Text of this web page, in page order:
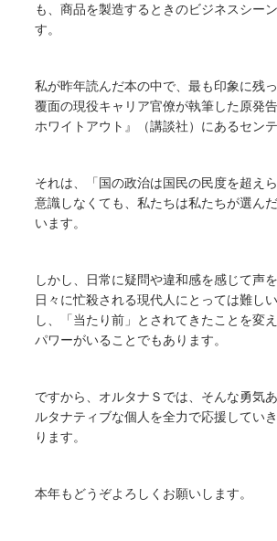
も、商品を製造するときのビジネスシー
す。
私が昨年読んだ本の中で、最も印象に残っ
覆面の現役キャリア官僚が執筆した原発
ホワイトアウト』（講談社）にあるセンテ
それは、「国の政治は国民の民度を超え
意識しなくても、私たちは私たちが選ん
います。
しかし、日常に疑問や違和感を感じて声
日々に忙殺される現代人にとっては難し
し、「当たり前」とされてきたことを変
パワーがいることでもあります。
ですから、オルタナＳでは、そんな勇気
ルタナティブな個人を全力で応援してい
ります。
本年もどうぞよろしくお願いします。